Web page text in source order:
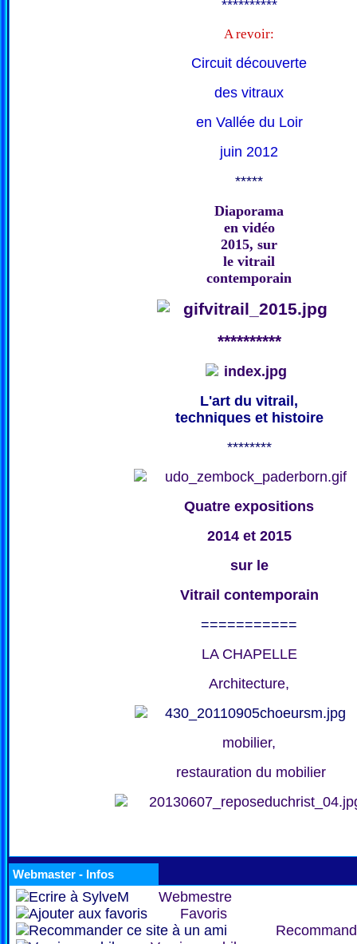
**********
A revoir:
Circuit découverte
des vitraux
en Vallée du Loir
juin 2012
*****
Diaporama
en vidéo
2015, sur
le vitrail
contemporain
**********
L'art du vitrail,
techniques et histoire
********
Quatre expositions
2014 et 2015
sur le
Vitrail contemporain
===========
LA CHAPELLE
Architecture,
mobilier,
restauration du mobilier
Webmaster - Infos
Webmestre
Favoris